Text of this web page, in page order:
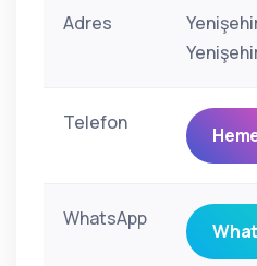
Adres
Telefon
WhatsApp